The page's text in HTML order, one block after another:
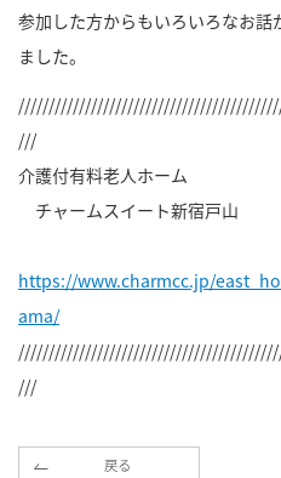
参加した方からもいろいろなお話
ました。
///
介護付有料老人ホーム
チャームスイート新宿戸山
https://www.charmcc.jp/
ama/
///
戻る